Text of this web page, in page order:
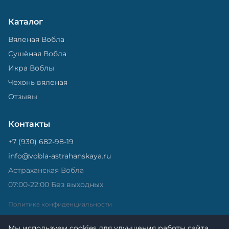
Каталог
Вяленая Вобла
Сушёная Вобла
Икра Воблы
Чехонь вяленая
Отзывы
Контакты
+7 (930) 682-98-19
info@vobla-astrahanskaya.ru
Астраханская Вобла
07:00-22:00 Без выходных
Политика конфиденциальности